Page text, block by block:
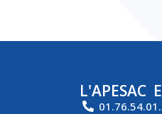
L'APESAC